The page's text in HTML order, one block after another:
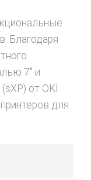
Благодаря
7″ и
от OKI
для